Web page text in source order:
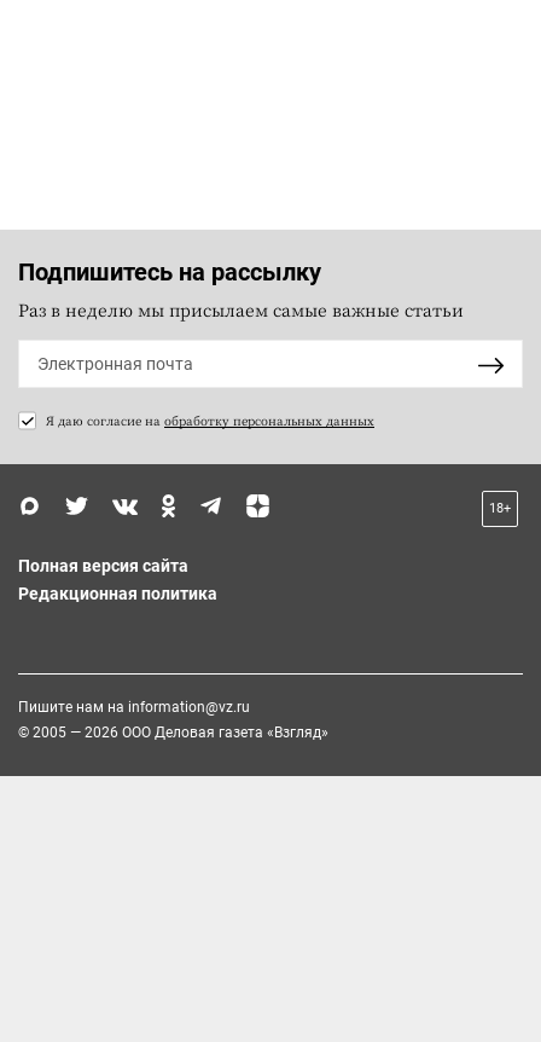
Подпишитесь на рассылку
Раз в неделю мы присылаем самые важные статьи
Я даю согласие на обработку персональных данных
18+
Полная версия сайта
Редакционная политика
Пишите нам на information@vz.ru
© 2005 — 2026 ООО Деловая газета «Взгляд»